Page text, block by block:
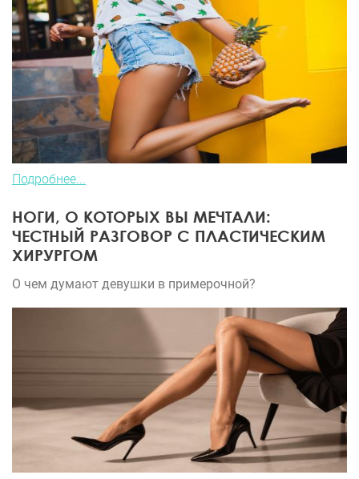
Подробнее...
НОГИ, О КОТОРЫХ ВЫ МЕЧТАЛИ:
ЧЕСТНЫЙ РАЗГОВОР С ПЛАСТИЧЕСКИМ
ХИРУРГОМ
О чем думают девушки в примерочной?